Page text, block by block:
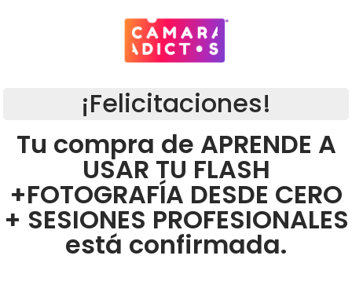
¡Felicitaciones!
Tu compra de APRENDE A
USAR TU FLASH
+FOTOGRAFÍA DESDE CERO
+ SESIONES PROFESIONALES
está confirmada.